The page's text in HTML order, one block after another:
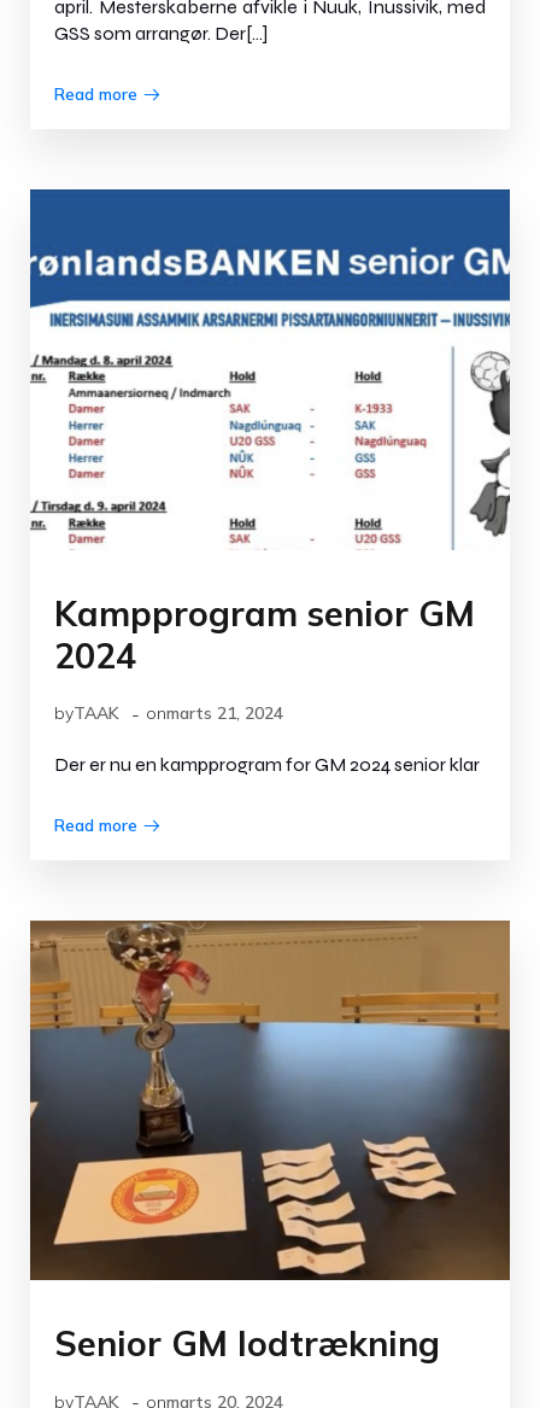
april. Mesterskaberne afvikle i Nuuk, Inussivik, med
GSS som arrangør. Der[…]
Read more
Kampprogram senior GM
2024
byTAAK - onmarts 21, 2024
Der er nu en kampprogram for GM 2024 senior klar
Read more
Senior GM lodtrækning
byTAAK - onmarts 20, 2024